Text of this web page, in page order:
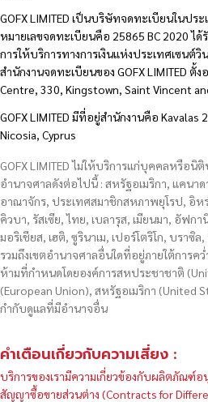
GOFX LIMITED เป็นบริษัทจดทะเบียนในปร
หมายเลขจดทะเบียนคือ 25865 BC 2020 ไ
การให้บริการทางการเงินแห่งประเทศเซนต์วิ
สำนักงานจดทะเบียนของ GOFX LIMITED ตั้
Centre, 330, Kingstown, Saint Vincent
GOFX LIMITED มีที่อยู่สำนักงานคือ
Nicosia, Cyprus
GOFX LIMITED ไม่ให้บริการแก่บุคคลหรือ
อำนาจศาลดังต่อไปนี้ : สหรัฐอเมริกา, แคนา
อาณาจักร, ประเทศสมาชิกสหภาพยุโรป, อิห
คิวบา, รัสเซีย, ไทย, เบลารุส, เมียนมา, อัฟกา
มอริเชียส, เฮติ, ซูรินาเม, เปอร์โตริโก, บราซิ
รวมถึงเขตอำนาจศาลอื่นใดที่อยู่ภายใต้การค
ห้ามที่กำหนดโดยองค์การสหประชาชาติ
(European Union), สหรัฐอเมริกา (United
กำกับดูแลที่มีอำนาจอื่น
คำเตือนเกี่ยวกับความเสี่ยง :
บริการของเรามีความเกี่ยวข้องกับผลิตภัณฑ์
สัญญาซื้อขายส่วนต่าง (Contracts for